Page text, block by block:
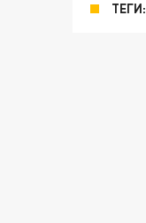
ТЕГИ: